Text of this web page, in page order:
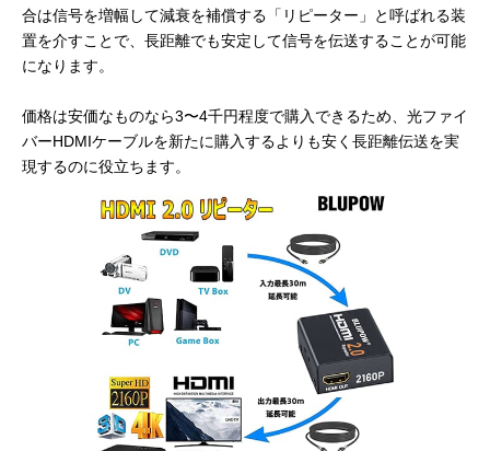
合は信号を増幅して減衰を補償する「リピーター」と呼ばれる装
置を介すことで、長距離でも安定して信号を伝送することが可能
になります。
価格は安価なものなら3〜4千円程度で購入できるため、光ファイ
バーHDMIケーブルを新たに購入するよりも安く長距離伝送を実
現するのに役立ちます。